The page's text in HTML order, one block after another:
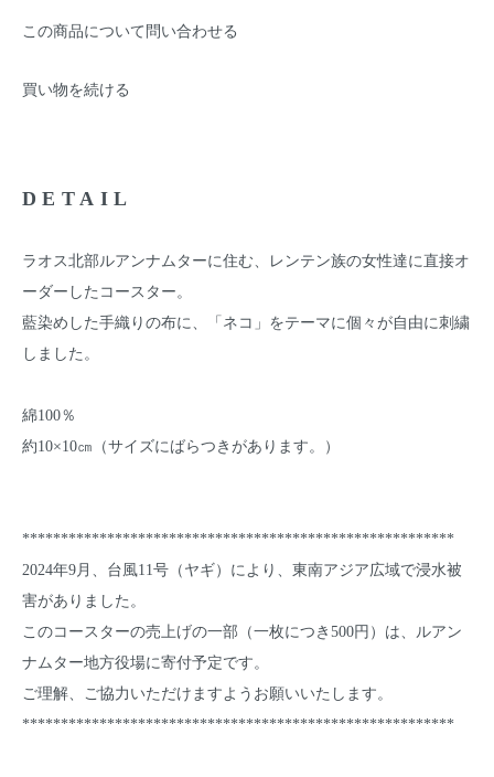
この商品について問い合わせる
買い物を続ける
DETAIL
ラオス北部ルアンナムターに住む、レンテン族の女性達に直接オ
ーダーしたコースター。
藍染めした手織りの布に、「ネコ」をテーマに個々が自由に刺繍
しました。
綿100％
約10×10㎝（サイズにばらつきがあります。）
********************************************************
2024年9月、台風11号（ヤギ）により、東南アジア広域で浸水被
害がありました。
このコースターの売上げの一部（一枚につき500円）は、ルアン
ナムター地方役場に寄付予定です。
ご理解、ご協力いただけますようお願いいたします。
********************************************************